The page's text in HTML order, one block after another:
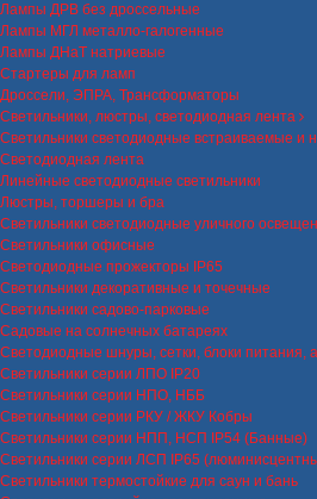
Лампы ДРВ без дроссельные
Лампы МГЛ металло-галогенные
Лампы ДНаТ натриевые
Стартеры для ламп
Дроссели, ЭПРА, Трансформаторы
Светильники, люстры, светодиодная лента
Светильники светодиодные встраиваемые и
Светодиодная лента
Линейные светодиодные светильники
Люстры, торшеры и бра
Светильники светодиодные уличного
Светильники офисные
Светодиодные прожекторы IP65
Светильники декоративные и точечные
Светильники садово-парковые
Садовые на солнечных батареях
Светодиодные шнуры, сетки, блоки питания,
Светильники серии ЛПО IP20
Светильники серии НПО, НББ
Светильники серии РКУ / ЖКУ Кобры
Светильники серии НПП, НСП IP54 (Банные)
Светильники серии ЛСП IP65
Светильники термостойкие для саун и бань